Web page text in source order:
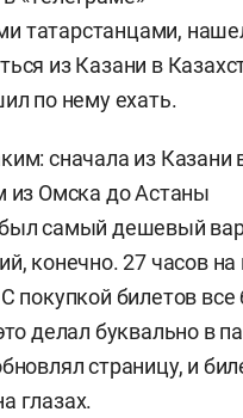
татарстанцами,
из Казани в
по нему ехать.
сначала из Казани
из Омска до Астаны
самый дешевый
конечно. 27 часов на
покупкой билетов
делал буквально в
страницу, и
глазах.